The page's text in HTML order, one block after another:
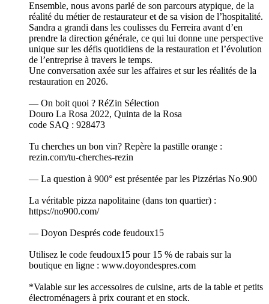
Ensemble, nous avons parlé de son parcours atypique, de la
réalité du métier de restaurateur et de sa vision de l’hospitalité.
Sandra a grandi dans les coulisses du Ferreira avant d’en
prendre la direction générale, ce qui lui donne une perspective
unique sur les défis quotidiens de la restauration et l’évolution
de l’entreprise à travers le temps.
Une conversation axée sur les affaires et sur les réalités de la
restauration en 2026.
— On boit quoi ? RéZin Sélection
Douro La Rosa 2022, Quinta de la Rosa
code SAQ : 928473
Tu cherches un bon vin? Repère la pastille orange :
rezin.com/tu-cherches-rezin
— La question à 900° est présentée par les Pizzérias No.900
La véritable pizza napolitaine (dans ton quartier) :
https://no900.com/
— Doyon Després code feudoux15
Utilisez le code feudoux15 pour 15 % de rabais sur la
boutique en ligne : www.doyondespres.com
*Valable sur les accessoires de cuisine, arts de la table et petits
électroménagers à prix courant et en stock.